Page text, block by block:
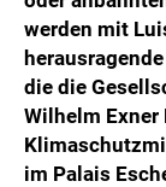
werden mit
die die
Wilhelm
im Palais